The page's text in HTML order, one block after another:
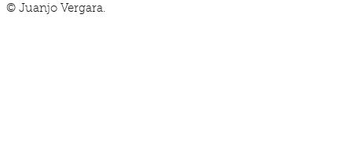
© Juanjo Vergara.